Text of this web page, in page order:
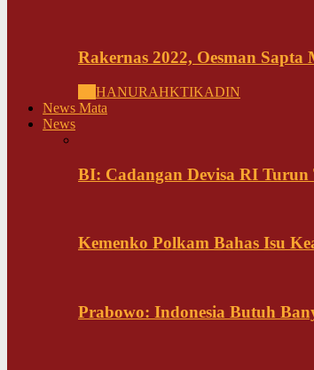
Rakernas 2022, Oesman
HANURAHKTIKADIN
News Mata
News
BI: Cadangan Devisa RI
Kemenko Polkam Bahas Isu
Prabowo: Indonesia Butuh